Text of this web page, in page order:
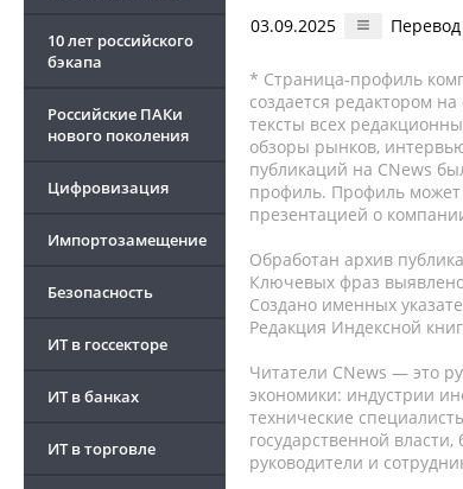
10 лет российского
бэкапа
Российские ПАКи
нового поколения
Цифровизация
Импортозамещение
Безопасность
ИТ в госсекторе
ИТ в банках
ИТ в торговле
03.09.2025
* Страница-профиль
создается редактором
тексты всех
обзоры рынков,
публикаций на CNews
профиль. Профиль
презентацией о
Обработан архив
Ключевых фраз
Создано именных
Редакция Индексной
Читатели CNews — это
экономики: индустрии
технические
государственной
руководители и